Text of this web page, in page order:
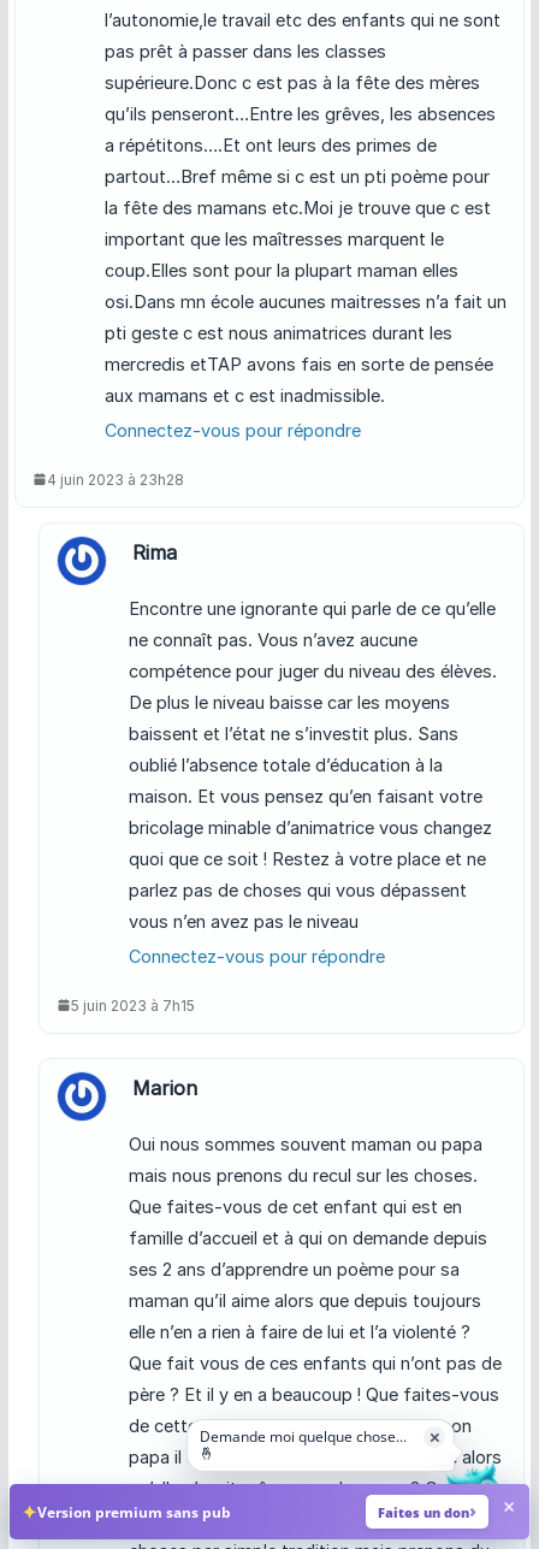
l’autonomie,le travail etc des enfants qui ne sont
pas prêt à passer dans les classes
supérieure.Donc c est pas à la fête des mères
qu’ils penseront…Entre les grêves, les absences
a répétitons….Et ont leurs des primes de
partout…Bref même si c est un pti poème pour
la fête des mamans etc.Moi je trouve que c est
important que les maîtresses marquent le
coup.Elles sont pour la plupart maman elles
osi.Dans mn école aucunes maitresses n’a fait un
pti geste c est nous animatrices durant les
mercredis etTAP avons fais en sorte de pensée
aux mamans et c est inadmissible.
Connectez-vous pour répondre
4 juin 2023 à 23h28
Rima
Encontre une ignorante qui parle de ce qu’elle
ne connaît pas. Vous n’avez aucune
compétence pour juger du niveau des élèves.
De plus le niveau baisse car les moyens
baissent et l’état ne s’investit plus. Sans
oublié l’absence totale d’éducation à la
maison. Et vous pensez qu’en faisant votre
bricolage minable d’animatrice vous changez
quoi que ce soit ! Restez à votre place et ne
parlez pas de choses qui vous dépassent
vous n’en avez pas le niveau
Connectez-vous pour répondre
5 juin 2023 à 7h15
Marion
Oui nous sommes souvent maman ou papa
mais nous prenons du recul sur les choses.
Que faites-vous de cet enfant qui est en
famille d’accueil et à qui on demande depuis
ses 2 ans d’apprendre un poème pour sa
maman qu’il aime alors que depuis toujours
elle n’en a rien à faire de lui et l’a violenté ?
Que fait vous de ces enfants qui n’ont pas de
père ? Et il y en a beaucoup ! Que faites-vous
de cette petite fille qui vous dit “moi, mon
papa il est méchant” parce qu’il l’a violée alors
qu’elle n’avait même pas deux ans ? Ça c’est
ma réalité. Alors non, ne faisons plus les
Demande moi quelque chose...
🤞
×
✦Version premium sans pub Faites un don ×